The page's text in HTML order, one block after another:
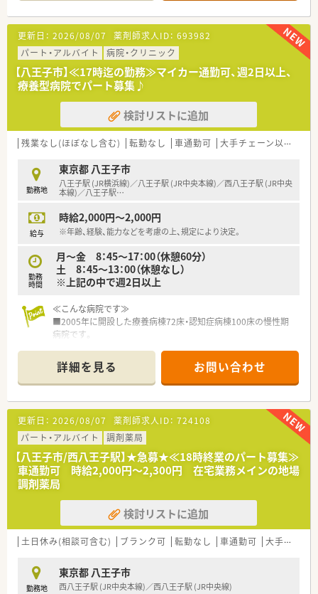
更新日： 2026/08/07 薬剤師求人ID： 693982
パート・アルバイト
病院・クリニック
【八王子市】≪17時迄の勤務≫マイカー通勤可、週2日以上、
療養型病院でパート募集♪
検討リストに追加
残業なし(ほぼなし含む) 転勤なし 車通勤可 大手チェーン以外
勤務地
東京都 八王子市
八王子駅 (JR横浜線)／八王子駅 (JR中央本線)／西八王子駅 (JR中央
本線)／八王子駅…
給与
時給2,000円～2,000円
※年齢、経験、能力などを考慮の上、規定により決定。
勤務
時間
月～金 8：45～17：00（休憩60分）
土 8：45～13：00（休憩なし）
※上記の中で週2日以上
≪こんな病院です≫
■2005年に開設した療養病棟72床・認知症病棟100床の慢性期
病院です。
■内科・精神科・リハビリテーション科を標榜、生活習慣病（高血
圧・糖尿病など）の管理や、八王子市の健診なども対応していま
す。
詳細を見る お問い合わせ
更新日： 2026/08/07 薬剤師求人ID： 724108
パート・アルバイト
調剤薬局
【八王子市/西八王子駅】★急募★≪18時終業のパート募集≫
車通勤可 時給2,000円～2,300円 在宅業務メインの地場
調剤薬局
検討リストに追加
土日休み(相談可含む) ブランク可 転勤なし 車通勤可 大手チェーン以外
勤務地
東京都 八王子市
西八王子駅 (JR中央本線)／西八王子駅 (JR中央線)